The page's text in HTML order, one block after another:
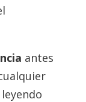
antes